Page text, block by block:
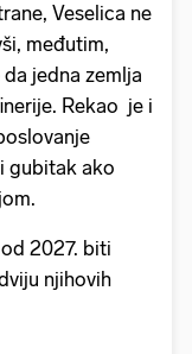
Veselica ne
međutim,
jedna zemlja
Rekao je i
gubitak ako
2027. biti
njihovih